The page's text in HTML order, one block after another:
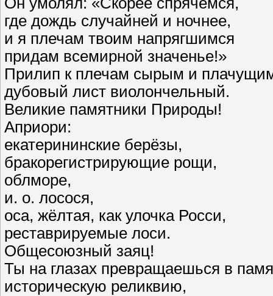
где дождь случайней и ночнее,
и я плечам твоим напрягшимся
придам всемирной значенье!»
Прилип к плечам сырым и
дубовый лист виолончельный.
Великие памятники Природы!
Априори:
екатерининские берёзы,
бракорегистрирующие рощи,
облморе,
и. о. лосося,
оса, жёлтая, как улочка Росси,
реставрируемые лоси.
Общесоюзный заяц!
Ты на глазах превращаешься в
историческую реликвию,